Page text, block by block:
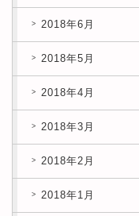
2018年6月
2018年5月
2018年4月
2018年3月
2018年2月
2018年1月